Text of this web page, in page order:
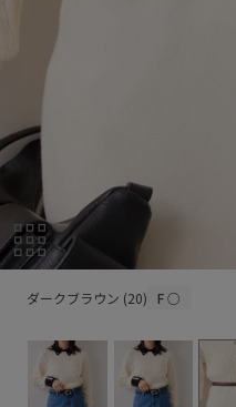
ダークブラウン (20) F○